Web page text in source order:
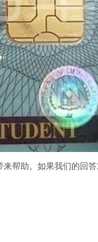
帮助。如果我们的回